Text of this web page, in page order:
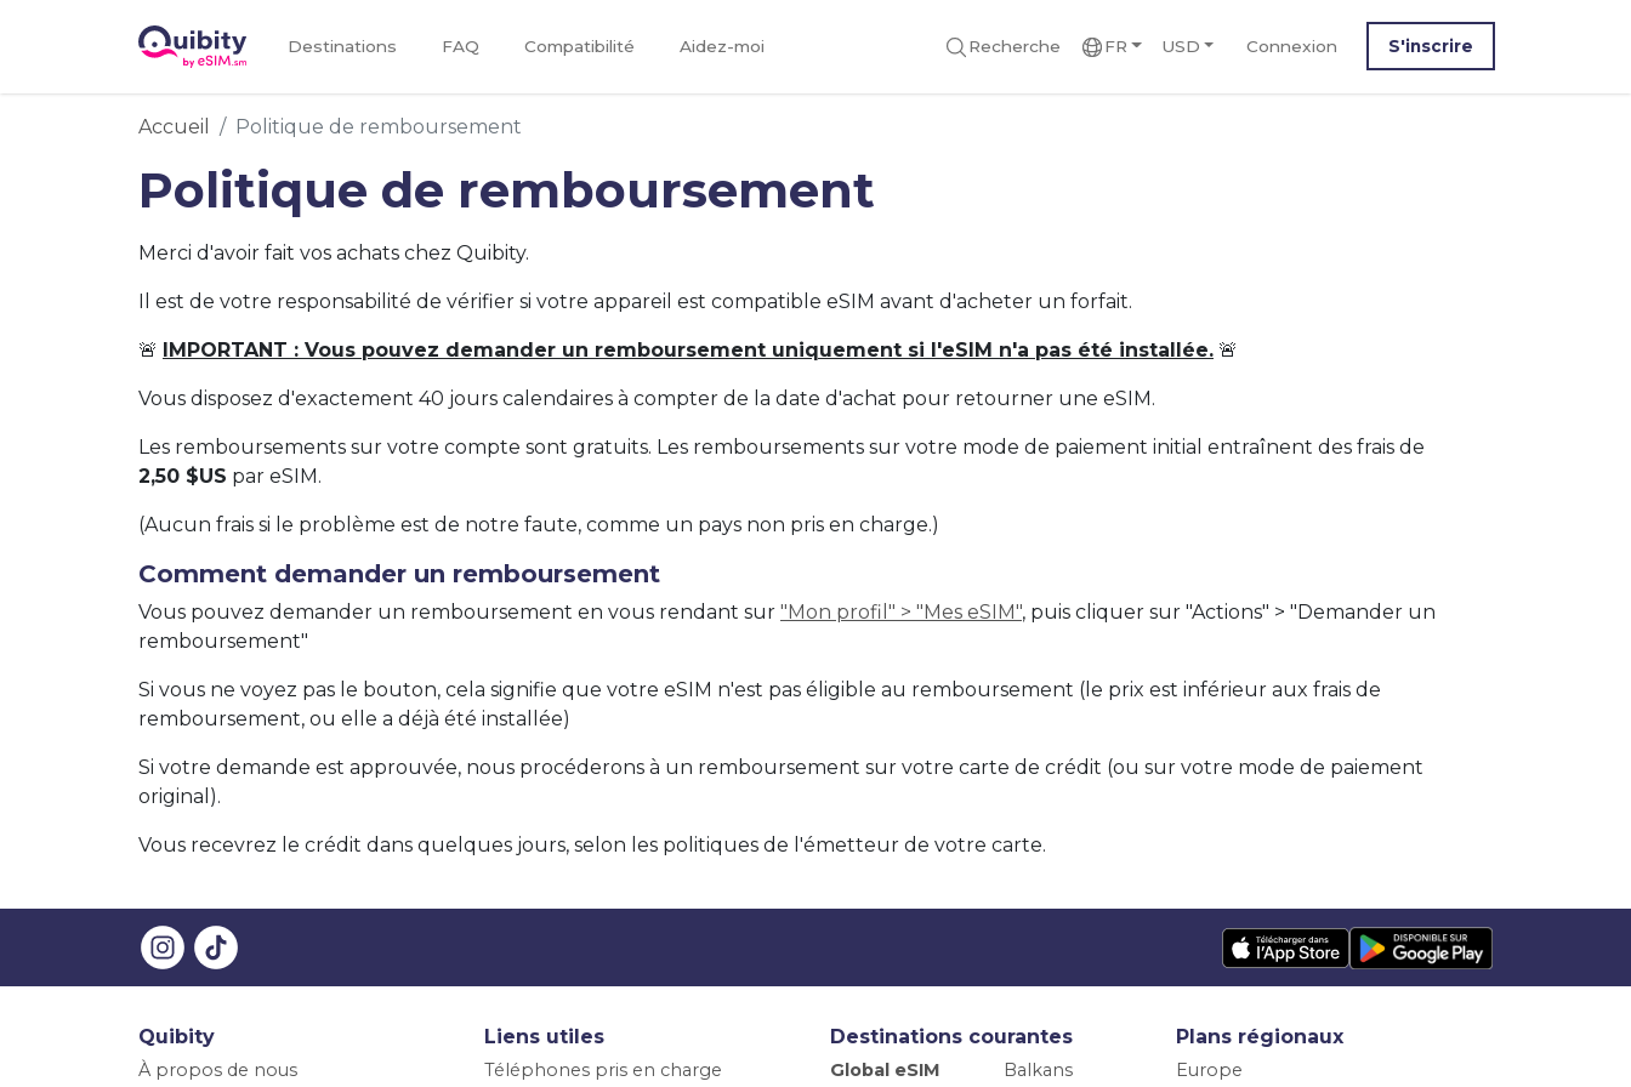
Destinations FAQ Compatibilité Aidez-moi Recherche FR USD Connexion S'inscrire
Accueil Politique de remboursement
Politique de remboursement
Merci d'avoir fait vos achats chez Quibity.
Il est de votre responsabilité de vérifier si votre appareil est compatible eSIM avant d'acheter un forfait.
🚨 IMPORTANT : Vous pouvez demander un remboursement uniquement si l'eSIM n'a pas été installée. 🚨
Vous disposez d'exactement 40 jours calendaires à compter de la date d'achat pour retourner une eSIM.
Les remboursements sur votre compte sont gratuits. Les remboursements sur votre mode de paiement initial entraînent des frais de
2,50 $US par eSIM.
(Aucun frais si le problème est de notre faute, comme un pays non pris en charge.)
Comment demander un remboursement
Vous pouvez demander un remboursement en vous rendant sur "Mon profil" > "Mes eSIM", puis cliquer sur "Actions" > "Demander un
remboursement"
Si vous ne voyez pas le bouton, cela signifie que votre eSIM n'est pas éligible au remboursement (le prix est inférieur aux frais de
remboursement, ou elle a déjà été installée)
Si votre demande est approuvée, nous procéderons à un remboursement sur votre carte de crédit (ou sur votre mode de paiement
original).
Vous recevrez le crédit dans quelques jours, selon les politiques de l'émetteur de votre carte.
Quibity
À propos de nous
Liens utiles
Téléphones pris en charge
Destinations courantes
Global eSIM
Balkans
Plans régionaux
Europe